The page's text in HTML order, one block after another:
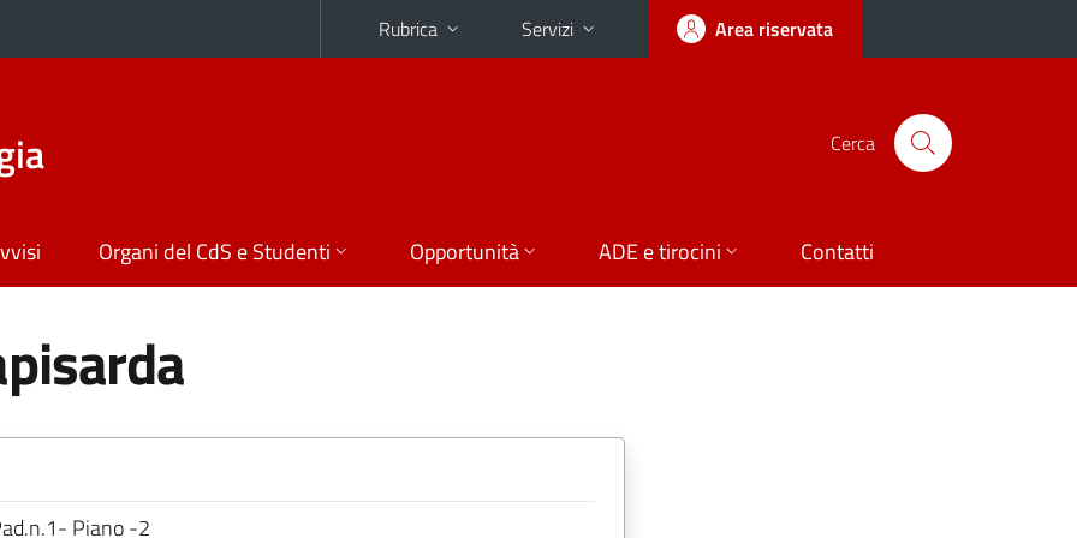
Rubrica Servizi Area riservata
Cerca
Organi del CdS e Studenti Opportunità ADE e tirocini Contatti
Piano -2